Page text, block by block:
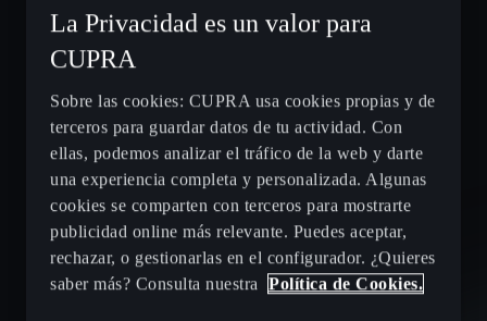
28 min
Distintivo ambiental DGT
La Privacidad es un valor para
CUPRA
Sobre las cookies: CUPRA usa cookies propias y de
terceros para guardar datos de tu actividad. Con
ellas, podemos analizar el tráfico de la web y darte
una experiencia completa y personalizada. Algunas
cookies se comparten con terceros para mostrarte
publicidad online más relevante. Puedes aceptar,
rechazar, o gestionarlas en el configurador. ¿Quieres
saber más? Consulta nuestra Política de Cookies.